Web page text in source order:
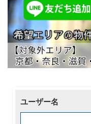
ユーザー名